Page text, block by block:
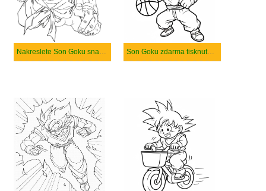
Nakreslete Son Goku snadný Son Goku zdarma tisknutelné pro děti